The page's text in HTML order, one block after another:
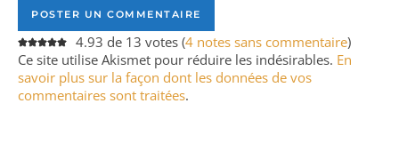
4.93 de 13 votes (4 notes sans commentaire)
Ce site utilise Akismet pour réduire les indésirables. En
savoir plus sur la façon dont les données de vos
commentaires sont traitées.